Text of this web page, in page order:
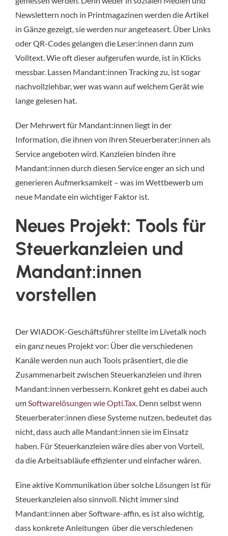
Newslettern noch in Printmagazinen werden die Artikel
in Gänze gezeigt, sie werden nur angeteasert. Über Links
oder QR-Codes gelangen die Leser:innen dann zum
Volltext. Wie oft dieser aufgerufen wurde, ist in Klicks
messbar. Lassen Mandant:innen Tracking zu, ist sogar
nachvollziehbar, wer was wann auf welchem Gerät wie
lange gelesen hat.
Der Mehrwert für Mandant:innen liegt in der
Information, die ihnen von ihren Steuerberater:innen als
Service angeboten wird. Kanzleien binden ihre
Mandant:innen durch diesen Service enger an sich und
generieren Aufmerksamkeit – was im Wettbewerb um
neue Mandate ein wichtiger Faktor ist.
Neues Projekt: Tools für
Steuerkanzleien und
Mandant:innen
vorstellen
Der WIADOK-Geschäftsführer stellte im Livetalk noch
ein ganz neues Projekt vor: Über die verschiedenen
Kanäle werden nun auch Tools präsentiert, die die
Zusammenarbeit zwischen Steuerkanzleien und ihren
Mandant:innen verbessern. Konkret geht es dabei auch
um Softwarelösungen wie Opti.Tax . Denn selbst wenn
Steuerberater:innen diese Systeme nutzen, bedeutet das
nicht, dass auch alle Mandant:innen sie im Einsatz
haben. Für Steuerkanzleien wäre dies aber von Vorteil,
da die Arbeitsabläufe effizienter und einfacher wären.
Eine aktive Kommunikation über solche Lösungen ist für
Steuerkanzleien also sinnvoll. Nicht immer sind
Mandant:innen aber Software-affin, es ist also wichtig,
dass konkrete Anleitungen über die verschiedenen